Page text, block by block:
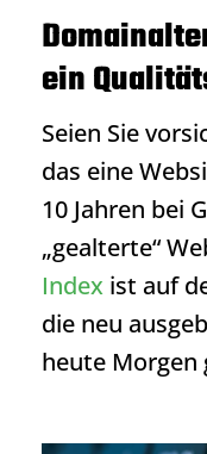
ein
Seien Sie
das eine
10 Jahren bei
„gealterte“
Index ist auf
die neu
heute Morgen